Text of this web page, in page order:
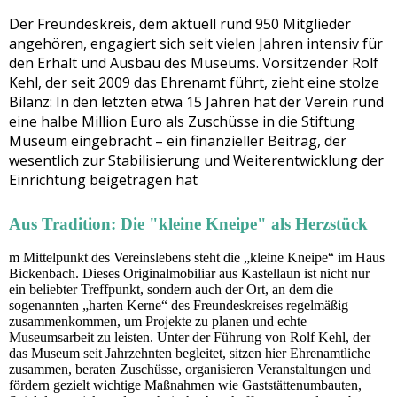
Der Freundeskreis, dem aktuell rund 950 Mitglieder
angehören, engagiert sich seit vielen Jahren intensiv für
den Erhalt und Ausbau des Museums. Vorsitzender Rolf
Kehl, der seit 2009 das Ehrenamt führt, zieht eine stolze
Bilanz: In den letzten etwa 15 Jahren hat der Verein rund
eine halbe Million Euro als Zuschüsse in die Stiftung
Museum eingebracht – ein finanzieller Beitrag, der
wesentlich zur Stabilisierung und Weiterentwicklung der
Einrichtung beigetragen hat
Aus Tradition: Die "kleine Kneipe" als Herzstück
m Mittelpunkt des Vereinslebens steht die „kleine Kneipe“ im Haus
Bickenbach. Dieses Originalmobiliar aus Kastellaun ist nicht nur
ein beliebter Treffpunkt, sondern auch der Ort, an dem die
sogenannten „harten Kerne“ des Freundeskreises regelmäßig
zusammenkommen, um Projekte zu planen und echte
Museumsarbeit zu leisten. Unter der Führung von Rolf Kehl, der
das Museum seit Jahrzehnten begleitet, sitzen hier Ehrenamtliche
zusammen, beraten Zuschüsse, organisieren Veranstaltungen und
fördern gezielt wichtige Maßnahmen wie Gaststättenumbauten,